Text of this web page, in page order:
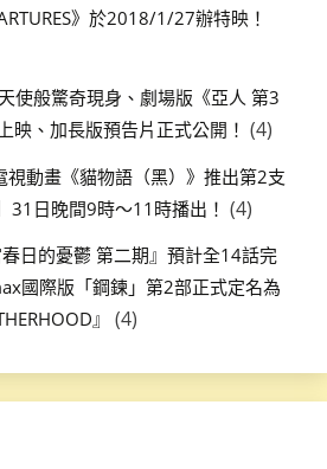
》於2018/1/27辦特映！
使般驚奇現身、劇場版《亞人 第3
映、加長版預告片正式公開！ (4)
動畫《貓物語（黑）》推出第2支
31日晚間9時～11時播出！ (4)
日的憂鬱 第二期』預計全14話完
國際版「鋼鍊」第2部正式定名為
』
(4)